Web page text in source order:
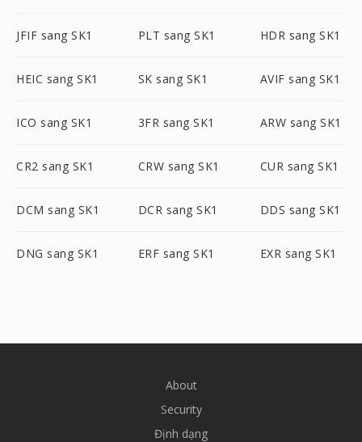
JFIF sang SK1 PLT sang SK1 HDR sang SK1
HEIC sang SK1 SK sang SK1 AVIF sang SK1
ICO sang SK1 3FR sang SK1 ARW sang SK1
CR2 sang SK1 CRW sang SK1 CUR sang SK1
DCM sang SK1 DCR sang SK1 DDS sang SK1
DNG sang SK1 ERF sang SK1 EXR sang SK1
About
Security
Định dạng